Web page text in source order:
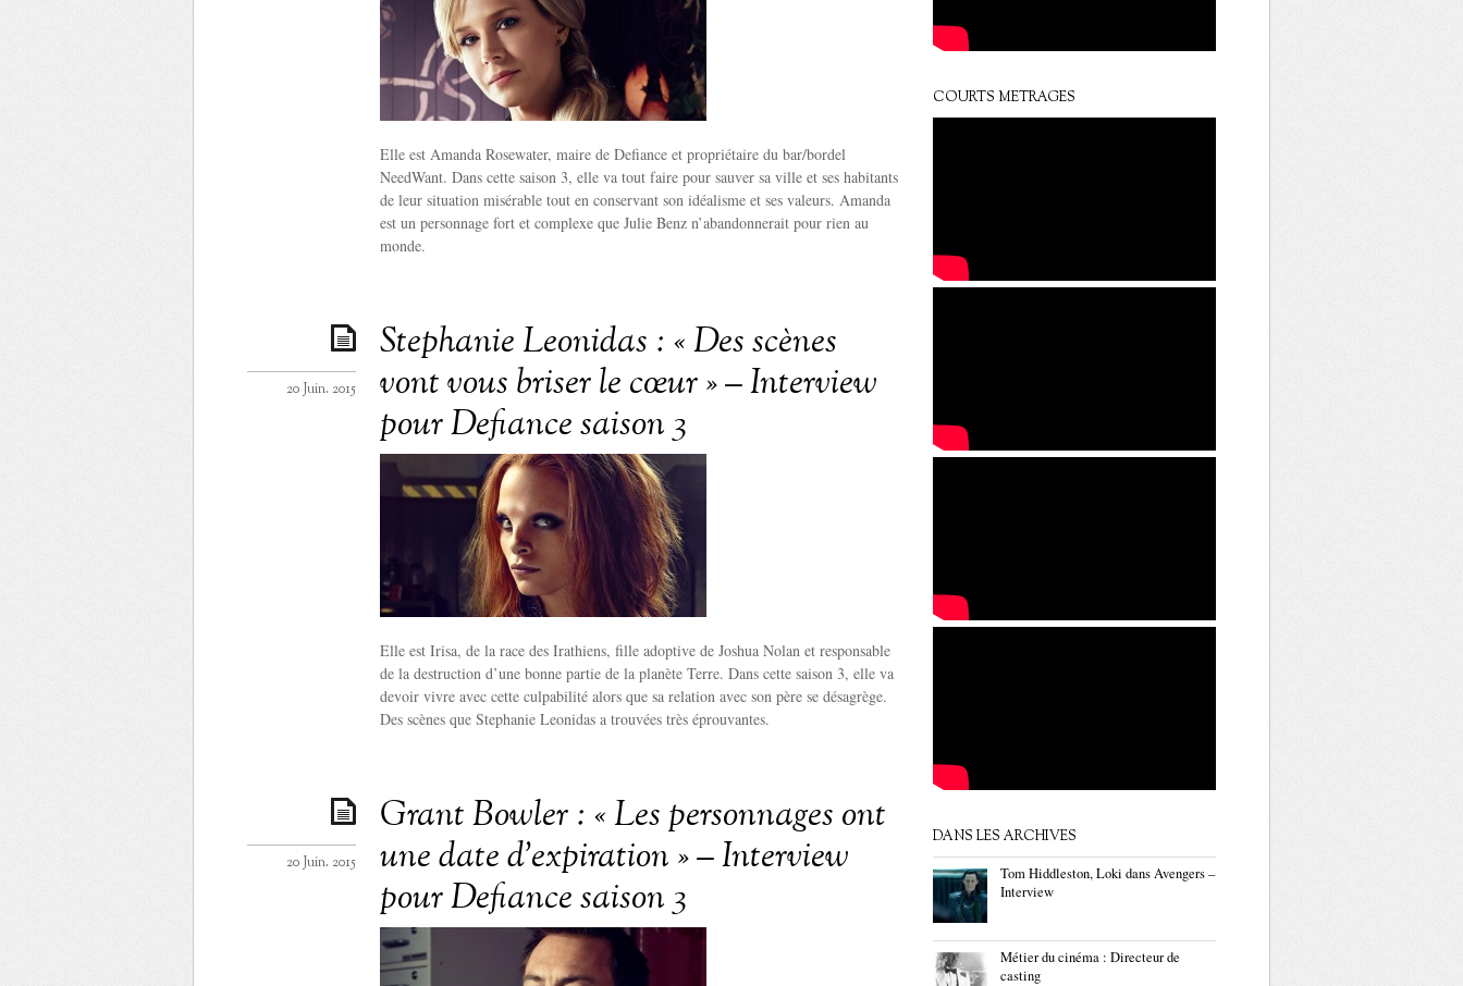
Elle est Amanda Rosewater, maire de Defiance et propriétaire du bar/bordel
NeedWant. Dans cette saison 3, elle va tout faire pour sauver sa ville et ses habitants
de leur situation misérable tout en conservant son idéalisme et ses valeurs. Amanda
est un personnage fort et complexe que Julie Benz n’abandonnerait pour rien au
monde.
Stephanie Leonidas : « Des scènes
vont vous briser le cœur » – Interview
pour Defiance saison 3
20 Juin. 2015
Elle est Irisa, de la race des Irathiens, fille adoptive de Joshua Nolan et responsable
de la destruction d’une bonne partie de la planète Terre. Dans cette saison 3, elle va
devoir vivre avec cette culpabilité alors que sa relation avec son père se désagrège.
Des scènes que Stephanie Leonidas a trouvées très éprouvantes.
Grant Bowler : « Les personnages ont
une date d’expiration » – Interview
pour Defiance saison 3
20 Juin. 2015
COURTS METRAGES
DANS LES ARCHIVES
Tom Hiddleston, Loki dans Avengers –
Interview
Métier du cinéma : Directeur de
casting